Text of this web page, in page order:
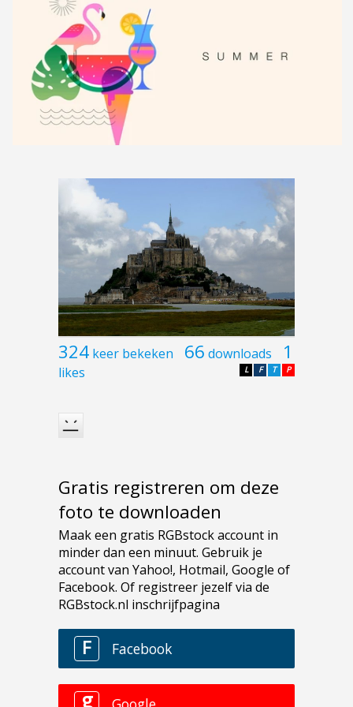
324 keer bekeken 66 downloads 1
likes P
T
F
L
Gratis registreren om deze
foto te downloaden